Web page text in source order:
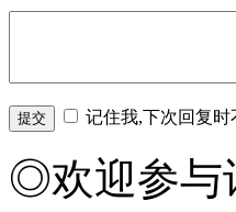
记住我,下次回复
◎欢迎参与